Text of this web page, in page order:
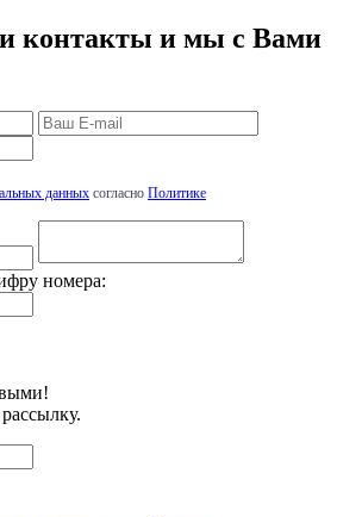
контакты и мы с Вами
данных согласно Политике
номера: